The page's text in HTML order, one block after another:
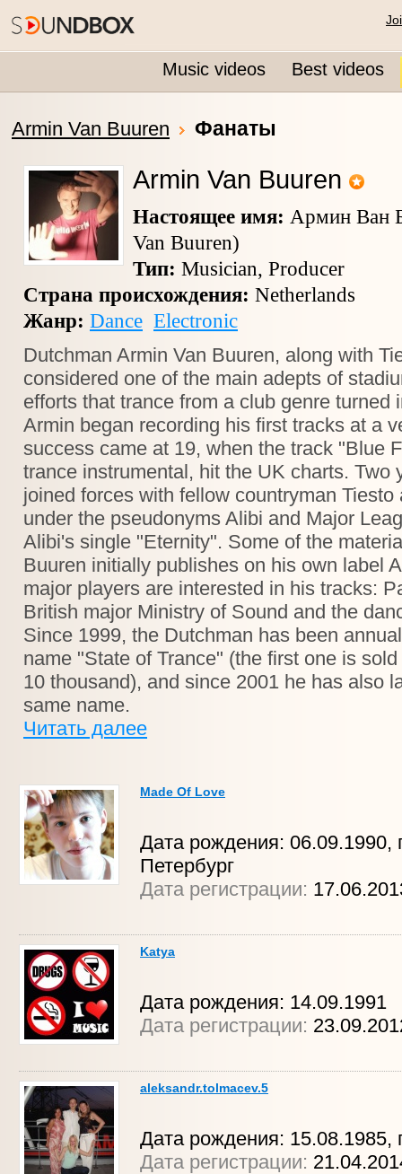
Music videos Best videos
Armin Van Buuren Фанаты
Armin Van Buuren
Настоящее имя: Армин Ван
Van Buuren)
Тип: Musician, Producer
Страна происхождения: Netherlands
Жанр: Dance Electronic
Dutchman Armin Van Buuren, along with
considered one of the main adepts of
efforts that trance from a club genre turned
Armin began recording his first tracks at a
success came at 19, when the track "Blue
trance instrumental, hit the UK charts. Two
joined forces with fellow countryman
under the pseudonyms Alibi and Major
Alibi's single "Eternity". Some of the
Buuren initially publishes on his own label
major players are interested in his tracks:
British major Ministry of Sound and the
Since 1999, the Dutchman has been
name "State of Trance" (the first one is
10 thousand), and since 2001 he has also
same name.
Читать далее
Made Of Love
Дата рождения: 06.09.1990,
Петербург
Дата регистрации:
Katya
Дата рождения: 14.09.1991
Дата регистрации:
aleksandr.tolmacev.5
Дата рождения: 15.08.1985,
Дата регистрации: